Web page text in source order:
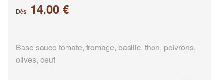
Dès 14.00 €
Base sauce tomate, fromage, basilic, thon, poivrons,
olives, oeuf